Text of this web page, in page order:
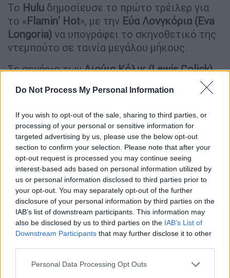
Do Not Process My Personal Information
If you wish to opt-out of the sale, sharing to third parties, or
processing of your personal or sensitive information for
targeted advertising by us, please use the below opt-out
section to confirm your selection. Please note that after your
opt-out request is processed you may continue seeing
interest-based ads based on personal information utilized by
us or personal information disclosed to third parties prior to
your opt-out. You may separately opt-out of the further
disclosure of your personal information by third parties on the
IAB’s list of downstream participants. This information may
also be disclosed by us to third parties on the IAB’s List of
Downstream Participants that may further disclose it to other
Please note that this website/app uses one or more Google
Personal Data Processing Opt Outs
Το Hulu δημοσίευσε το πρώτο τρέιλερ για
το «Flamin' Hot», με την Εύα Λονγκόρια (Eva
Longoria) να υπογράφει το σκηνοθετικό της
ντεμπούτο σε ταινία μεγάλου μήκους.
Σε σενάριο τωνΛιούις Κόλικ (Lewis Colick)
, η ταινία
είναι εμπνευσμένη από την αληθινή ιστορία
ενός επιστάτη στο εργοστάσιο της Frito-Lay
στον οποίο αποδίδεται η δημιουργία των
Flamin' Hot Cheetos.
«Όλοι γράφουμε τις δικές μας ιστορίες»,
λέει ο πρωταγωνιστής στο πρώτο τρέιλερ
του «Flamin' Hot». «Αυτή είναι η δική μου».
Πρωταγωνιστεί ο Τζέσι Γκαρσίαστον
ομώνυμο ρόλο καθώς και οι Άννι Γκονσάλες
(Annie Gonzales), Ντένις Χάισμπερτ (Dennis
Haysbert), Εμίλιο Ριβέρα και Τόνυ Σαλούμπ
(Tony Shalhoub).